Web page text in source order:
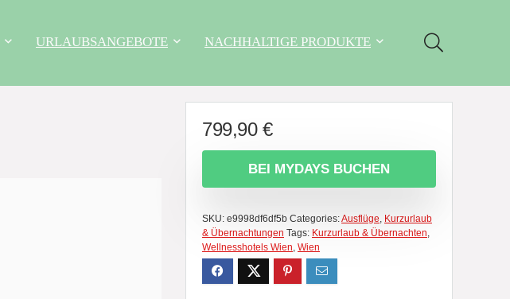
URLAUBSANGEBOTE NACHHALTIGE PRODUKTE
799,90 €
BEI MYDAYS BUCHEN
SKU: e9998df6df5b Categories:Ausflüge, Kurzurlaub
& Übernachtungen Tags: Kurzurlaub & Übernachten,
Wellnesshotels Wien, Wien